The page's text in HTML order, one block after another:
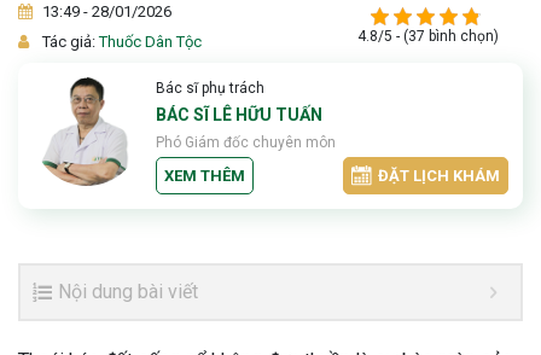
13:49 - 28/01/2026
Tác giả:Thuốc Dân Tộc 4.8/5 - (37 bình chọn)
Bác sĩ phụ trách
BÁC SĨ LÊ HỮU TUẤN
Phó Giám đốc chuyên môn
XEM THÊM ĐẶT LỊCH KHÁM
Nội dung bài viết